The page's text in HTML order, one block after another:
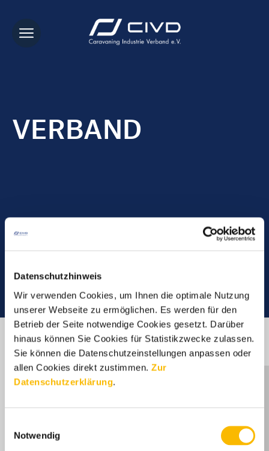
Datenschutzhinweis
Wir verwenden Cookies, um Ihnen die optimale Nutzung
unserer Webseite zu ermöglichen. Es werden für den
Betrieb der Seite notwendige Cookies gesetzt. Darüber
hinaus können Sie Cookies für Statistikzwecke zulassen.
Sie können die Datenschutzeinstellungen anpassen oder
allen Cookies direkt zustimmen. Zur
Datenschutzerklärung.
Notwendig
VERBAND